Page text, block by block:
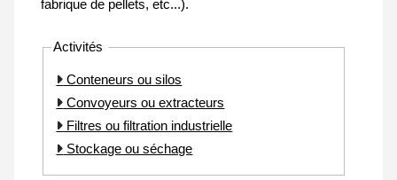
fabrique de pellets, etc...).
Activités
Conteneurs ou silos
Convoyeurs ou extracteurs
Filtres ou filtration industrielle
Stockage ou séchage